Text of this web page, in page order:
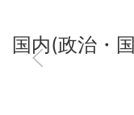
国内(政治・